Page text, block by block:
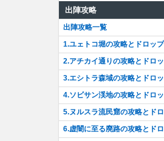
出陣攻略
出陣攻略一覧
1.ユェトコ堀の攻略とドロッ
2.アチカイ通りの攻略とドロ
3.エシトラ森域の攻略とドロ
4.ソビサン渓地の攻略とドロ
5.ヌルスラ流民窟の攻略とド
6.虚闇に至る廃路の攻略とド